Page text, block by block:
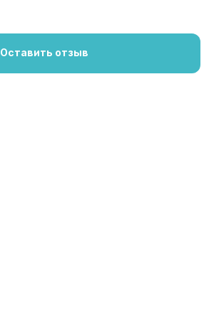
Оставить отзыв